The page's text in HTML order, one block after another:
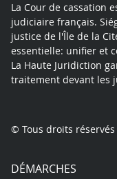
La Cour de cassation
judiciaire français.
justice de l'Île de la
essentielle: unifier et
La Haute Juridiction
traitement devant les
© Tous droits réservés
DÉMARCHES